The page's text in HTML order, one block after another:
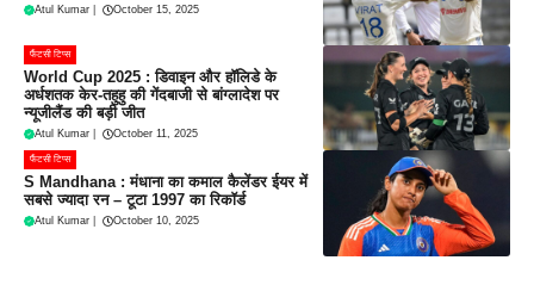
Atul Kumar October 15, 2025
फैंटसी टिप्स
World Cup 2025 : डिवाइन और हॉलिडे के
अर्धशतक केर-तहुहु की गेंदबाजी से बांग्लादेश पर
न्यूजीलैंड की बड़ी जीत
Atul Kumar October 11, 2025
फैंटसी टिप्स
S Mandhana : मंधाना का कमाल कैलेंडर ईयर में
सबसे ज्यादा रन – टूटा 1997 का रिकॉर्ड
Atul Kumar October 10, 2025